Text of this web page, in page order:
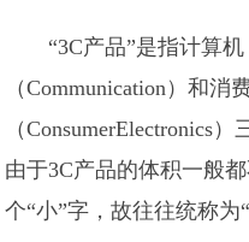
“3C产品”是指计算
（Communication）和消
（ConsumerElectronics
由于3C产品的体积一般
个“小”字，故往往统称为